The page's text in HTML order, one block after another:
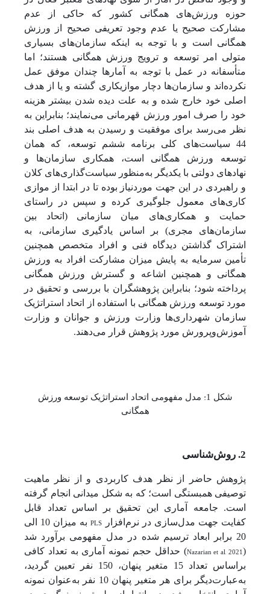
حوزه ورزش‌های همگانی کشور که حاکی از عدم
مشارکت صحیح یا عدم وجود تعریفی صحیح از ورزش
همگانی است و با توجه به اینکه سازمان‌های بسیاری
متولی امر توسعه و ترویج ورزش همگانی هستند؛ اما
متأسفانه در عمل با توجه به آمارها چندان موفق عمل
نکرده‌اند و سازمان‌ها دچار موازی­کاری گشته و یا از هدف
اصلی خود خارج شده و به علت دیده شدن بیشتر هزینه
خود را صرف امور ورزش قهرمانی می‌نمایند؛ بنابراین به
نظر می‌رسد برای موفقیت و رسیدن به هدف اصلی بند
44 سیاست‌های کلی برنامه ششم توسعه، که همان
توسعه ورزش همگانی است، همکاری سازمان‌ها و
نهادهای دولتی با یکدیگر به‌منظور سیاست‌گذاری‌های کلان
و راهبردی در این جهت موردنیاز بوده تا در ابتدا از موازی
کاری‌های معمول جلوگیری کرده و سپس در راستای
حمایت و همکاری‌های میان سازمانی (اتحاد بین
سازمان‌های مجری) بر اساس یادگیری سازمانی، به
اشتراک گذاشتن دیدگاه فنی و افراد متخصص همچنین
تأمین سرمایه به پایش میزان مشارکت افراد به ورزش
همگانی و همچنین اشاعه و گسترش ورزش همگانی
پرداخته شود؛ بنابراین پژوهشگران با بررسی و تحقیق در
مورد توسعه ورزش همگانی با استفاده از اتحاد استراتژیک
سازمان شهرداری‌ها وزارت ورزش و جوانان و وزارت
آموزش‌وپرورش مورد پژوهش قرار می‌دهند.
شکل 1 : مدل مفهومی اتحاد استراتژیک توسعه ورزش
همگانی
2. روش‌شناسی
پژوهش حاضر از نظر هدف کاربردی و از نظر ماهیت
توصیفی همبستگی است؛ که به شکل میدانی انجام گرفته
است. جامعه آماری این تحقیق بر اساس تعداد قابل
کفایت جهت مدل‌سازی در نرم‌افزار PLS
به میزان 10 الی
20 برابر ابعاد ترسیم شده در مدل مفهومی برآورد شد
(
Nazarian et al, 2021) حداقل حجم نمونه آماری به تعداد کافی
براساس تعداد 15 متغیر پنهان، 150 نفر تعیین گردید،
به‌عبارت‌دیگر برای هر متغیر پنهان 10 نفر به‌عنوان نمونه